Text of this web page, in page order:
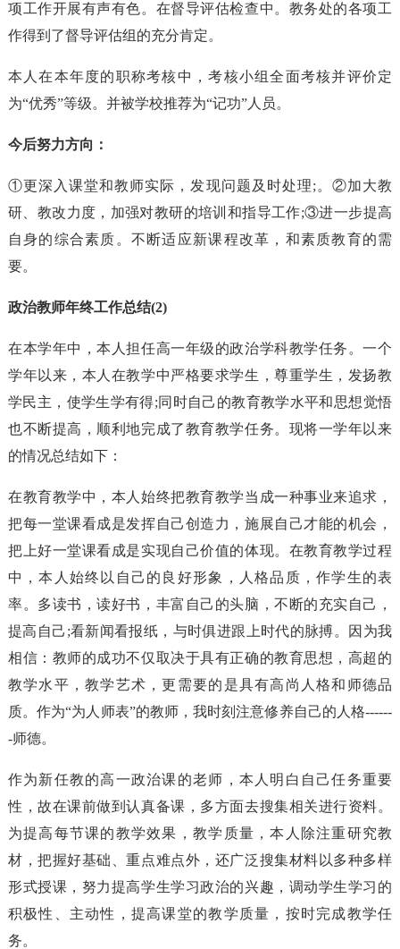
项工作开展有声有色。在督导评估检查中。教务处的各项工
作得到了督导评估组的充分肯定。
本人在本年度的职称考核中，考核小组全面考核并评价定
为“优秀”等级。并被学校推荐为“记功”人员。
今后努力方向：
①更深入课堂和教师实际，发现问题及时处理;。②加大教
研、教改力度，加强对教研的培训和指导工作;③进一步提高
自身的综合素质。不断适应新课程改革，和素质教育的需
要。
政治教师年终工作总结(2)
在本学年中，本人担任高一年级的政治学科教学任务。一个
学年以来，本人在教学中严格要求学生，尊重学生，发扬教
学民主，使学生学有得;同时自己的教育教学水平和思想觉悟
也不断提高，顺利地完成了教育教学任务。现将一学年以来
的情况总结如下：
在教育教学中，本人始终把教育教学当成一种事业来追求，
把每一堂课看成是发挥自己创造力，施展自己才能的机会，
把上好一堂课看成是实现自己价值的体现。在教育教学过程
中，本人始终以自己的良好形象，人格品质，作学生的表
率。多读书，读好书，丰富自己的头脑，不断的充实自己，
提高自己;看新闻看报纸，与时俱进跟上时代的脉搏。因为我
相信：教师的成功不仅取决于具有正确的教育思想，高超的
教学水平，教学艺术，更需要的是具有高尚人格和师德品
质。作为“为人师表”的教师，我时刻注意修养自己的人格------
-师德。
作为新任教的高一政治课的老师，本人明白自己任务重要
性，故在课前做到认真备课，多方面去搜集相关进行资料。
为提高每节课的教学效果，教学质量，本人除注重研究教
材，把握好基础、重点难点外，还广泛搜集材料以多种多样
形式授课，努力提高学生学习政治的兴趣，调动学生学习的
积极性、主动性，提高课堂的教学质量，按时完成教学任
务。